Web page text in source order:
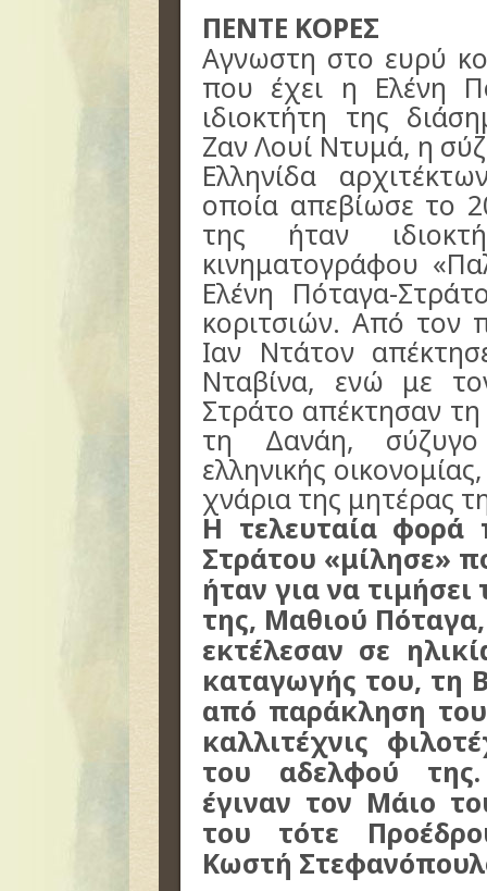
ΠΕΝΤΕ ΚΟΡΕΣ
Αγνωστη στο ευρύ
που έχει η Ελένη
ιδιοκτήτη της
Ζαν Λουί Ντυμά, η
Ελληνίδα
οποία απεβίωσε το
της ήταν
κινηματογράφου
Ελένη Πόταγα-
κοριτσιών. Από τον
Ιαν Ντάτον
Νταβίνα, ενώ με
Στράτο απέκτησαν
τη Δανάη,
ελληνικής
χνάρια της μητέρας
Η τελευταία φορά
Στράτου «μίλησε»
ήταν για να
της, Μαθιού Πόταγα,
εκτέλεσαν σε
καταγωγής του, τη
από παράκληση
καλλιτέχνις
του αδελφού
έγιναν τον Μάιο
του τότε
Κωστή